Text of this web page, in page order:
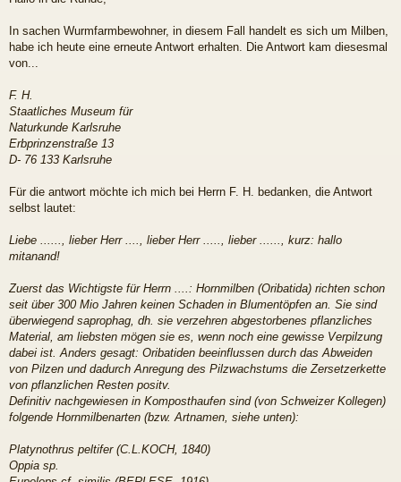
r
a
In sachen Wurmfarmbewohner, in diesem Fall handelt es sich um Milben,
habe ich heute eine erneute Antwort erhalten. Die Antwort kam diesesmal
von...
F. H.
Staatliches Museum für
Naturkunde Karlsruhe
Erbprinzenstraße 13
D- 76 133 Karlsruhe
Für die antwort möchte ich mich bei Herrn F. H. bedanken, die Antwort
selbst lautet:
Liebe ......, lieber Herr ...., lieber Herr ....., lieber ......, kurz: hallo
mitanand!
Zuerst das Wichtigste für Herrn ....: Hornmilben (Oribatida) richten schon
seit über 300 Mio Jahren keinen Schaden in Blumentöpfen an. Sie sind
überwiegend saprophag, dh. sie verzehren abgestorbenes pflanzliches
Material, am liebsten mögen sie es, wenn noch eine gewisse Verpilzung
dabei ist. Anders gesagt: Oribatiden beeinflussen durch das Abweiden
von Pilzen und dadurch Anregung des Pilzwachstums die Zersetzerkette
von pflanzlichen Resten positv.
Definitiv nachgewiesen in Komposthaufen sind (von Schweizer Kollegen)
folgende Hornmilbenarten (bzw. Artnamen, siehe unten):
Platynothrus peltifer (C.L.KOCH, 1840)
Oppia sp.